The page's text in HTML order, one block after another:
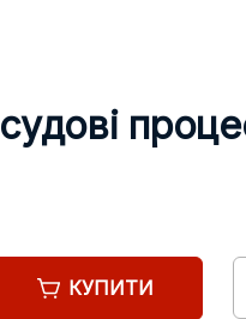
КУПИТИ